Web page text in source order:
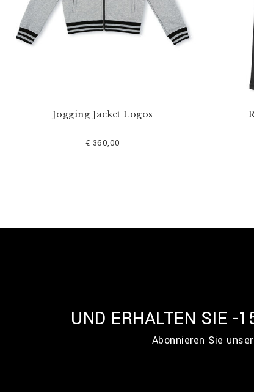
Jogging Jacket Logos
€ 360,00
UND ERHALTEN SIE -
Abonnieren Sie